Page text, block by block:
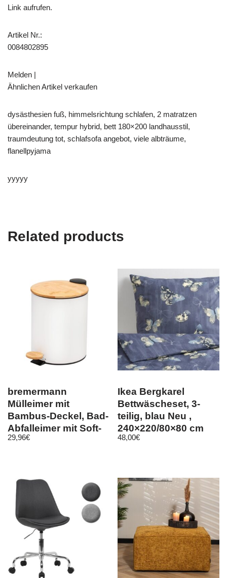
Link aufrufen.
Artikel Nr.:
0084802895
Melden |
Ähnlichen Artikel verkaufen
dysästhesien fuß, himmelsrichtung schlafen, 2 matratzen
übereinander, tempur hybrid, bett 180×200 landhausstil,
traumdeutung tot, schlafsofa angebot, viele albträume,
flanellpyjama
yyyyy
Related products
bremermann
Mülleimer mit
Bambus-Deckel, Bad-
Abfalleimer mit Soft-
Close, 5 l, weiß
29,96€
Ikea Bergkarel
Bettwäscheset, 3-
teilig, blau Neu ,
240×220/80×80 cm
Schmetterling
48,00€